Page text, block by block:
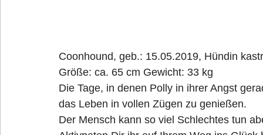
Coonhound, geb.: 15.05.2019, Hündin
Größe: ca. 65 cm Gewicht: 33 kg
Die Tage, in denen Polly in ihrer Angst
das Leben in vollen Zügen zu genießen.
Der Mensch kann so viel Schlechtes tun